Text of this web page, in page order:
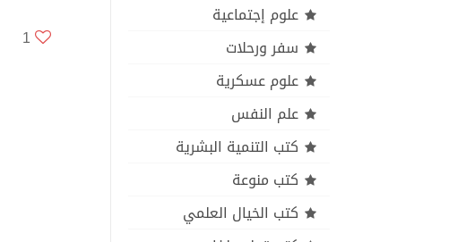
علوم إجتماعية
سفر ورحلات
علوم عسكرية
علم النفس
كتب التنمية البشرية
كتب منوعة
كتب الخيال العلمي
1